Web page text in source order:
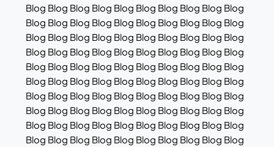
Blog Blog Blog Blog Blog Blog Blog Blog Blog Blog
Blog Blog Blog Blog Blog Blog Blog Blog Blog Blog
Blog Blog Blog Blog Blog Blog Blog Blog Blog Blog
Blog Blog Blog Blog Blog Blog Blog Blog Blog Blog
Blog Blog Blog Blog Blog Blog Blog Blog Blog Blog
Blog Blog Blog Blog Blog Blog Blog Blog Blog Blog
Blog Blog Blog Blog Blog Blog Blog Blog Blog Blog
Blog Blog Blog Blog Blog Blog Blog Blog Blog Blog
Blog Blog Blog Blog Blog Blog Blog Blog Blog Blog
Blog Blog Blog Blog Blog Blog Blog Blog Blog Blog